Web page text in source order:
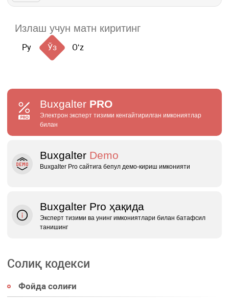
Ру Ўз Oʻz
Buxgalter PRO
Электрон эксперт тизими кенгайтирилган имкониятлар
билан
Buxgalter Demo
Buxgalter Pro сайтига бепул демо‑кириш имконияти
Buxgalter Pro ҳақида
Эксперт тизими ва унинг имкониятлари билан батафсил
танишинг
Солиқ кодекси
Фойда солиғи